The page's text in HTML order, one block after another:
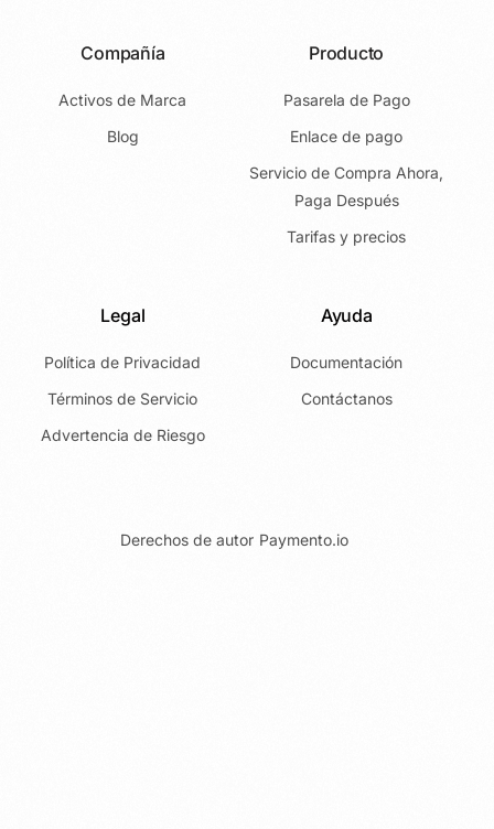
Compañía
Activos de Marca
Blog
Producto
Pasarela de Pago
Enlace de pago
Servicio de Compra Ahora,
Paga Después
Tarifas y precios
Legal
Política de Privacidad
Términos de Servicio
Advertencia de Riesgo
Ayuda
Documentación
Contáctanos
Derechos de autor Paymento.io